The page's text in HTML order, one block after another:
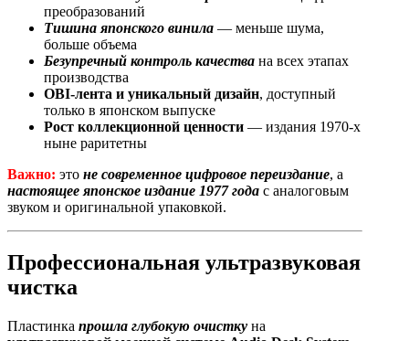
преобразований
Тишина японского винила — меньше шума,
больше объема
Безупречный контроль качества на всех этапах
производства
OBI-лента и уникальный дизайн, доступный
только в японском выпуске
Рост коллекционной ценности — издания 1970-х
ныне раритетны
Важно: это не современное цифровое переиздание, а
настоящее японское издание 1977 года с аналоговым
звуком и оригинальной упаковкой.
Профессиональная ультразвуковая
чистка
Пластинка прошла глубокую очистку на